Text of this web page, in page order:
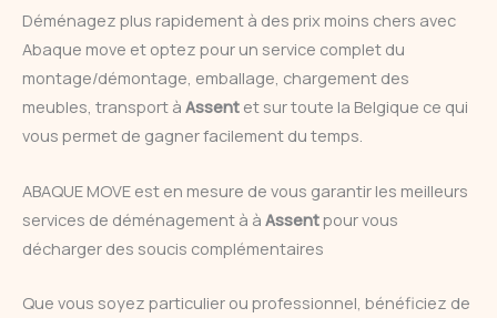
Déménagez plus rapidement à des prix moins chers avec
Abaque move et optez pour un service complet du
montage/démontage, emballage, chargement des
meubles, transport à Assent et sur toute la Belgique ce qui
vous permet de gagner facilement du temps.
ABAQUE MOVE est en mesure de vous garantir les meilleurs
services de déménagement à à Assentpour vous
décharger des soucis complémentaires
Que vous soyez particulier ou professionnel, bénéficiez de